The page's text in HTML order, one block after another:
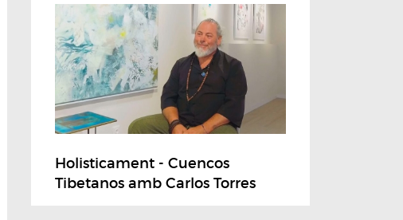
Holisticament - Cuencos
Tibetanos amb Carlos Torres